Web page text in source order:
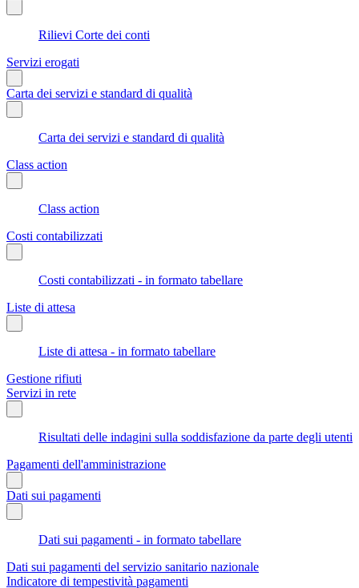
Rilievi Corte dei conti
Servizi erogati
Carta dei servizi e standard di qualità
Carta dei servizi e standard di qualità
Class action
Class action
Costi contabilizzati
Costi contabilizzati - in formato tabellare
Liste di attesa
Liste di attesa - in formato tabellare
Gestione rifiuti
Servizi in rete
Risultati delle indagini sulla soddisfazione da parte degli utenti
Pagamenti dell'amministrazione
Dati sui pagamenti
Dati sui pagamenti - in formato tabellare
Dati sui pagamenti del servizio sanitario nazionale
Indicatore di tempestività pagamenti